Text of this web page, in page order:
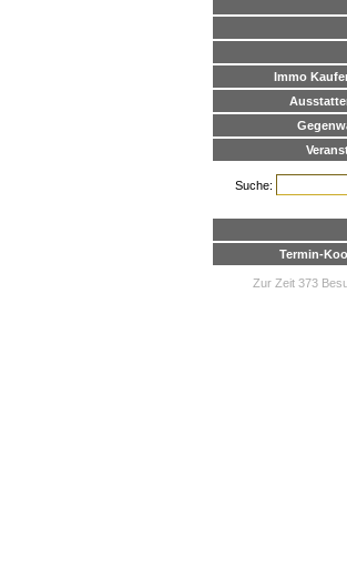
Immo
Suche:
Termin-
Zur Zeit 373